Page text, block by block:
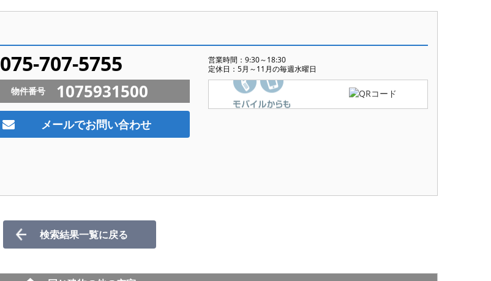
075-707-5755
営業時間：9:30～18:30
定休日：5月～11月の毎週水曜日
物件番号 1075931500
メールでお問い合わせ
検索結果一覧に戻る